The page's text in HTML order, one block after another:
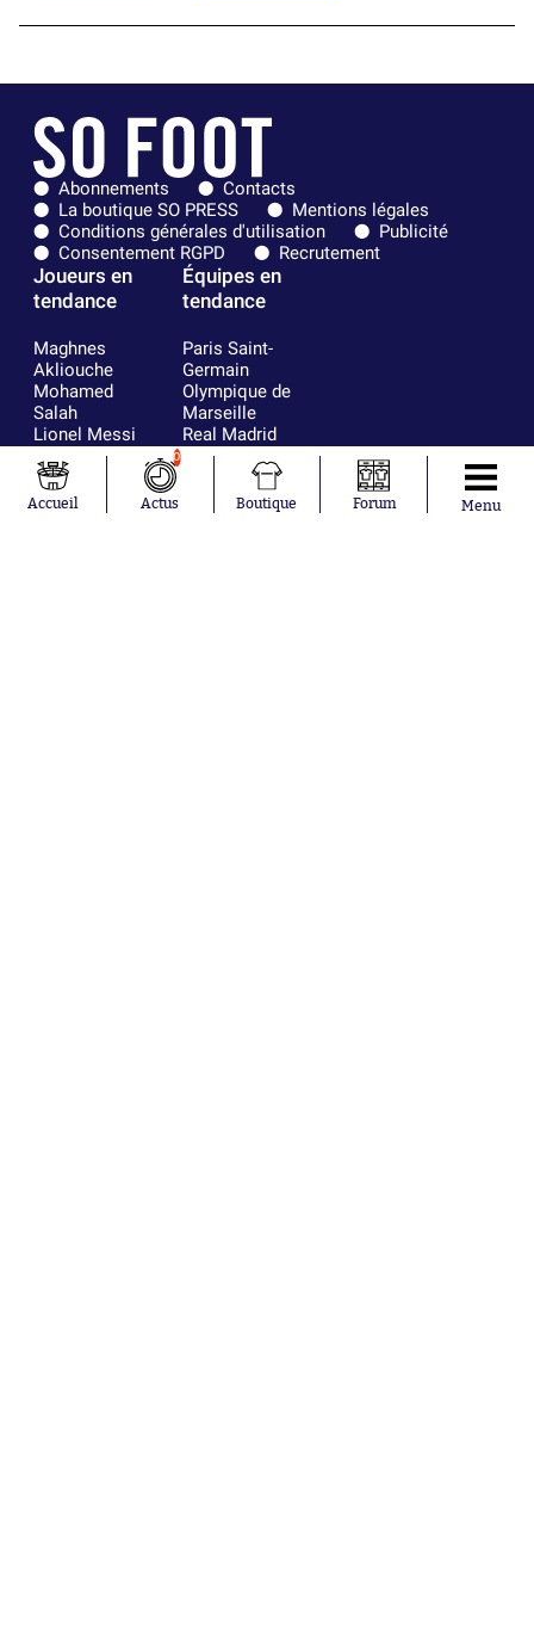
Abonnements
Contacts
La boutique SO PRESS
Mentions légales
Conditions générales d'utilisation
Publicité
Consentement RGPD
Recrutement
Joueurs en
tendance
Maghnes
Akliouche
Mohamed
Salah
Lionel Messi
Ferrán Torres
Kilian Corredor
Franco
Mastantuono
Équipes en
tendance
Paris Saint-
Germain
Olympique de
Marseille
Real Madrid
FIFA
Olympique
lyonnais
AS Monaco
Accueil
0
Actus Boutique Forum Menu